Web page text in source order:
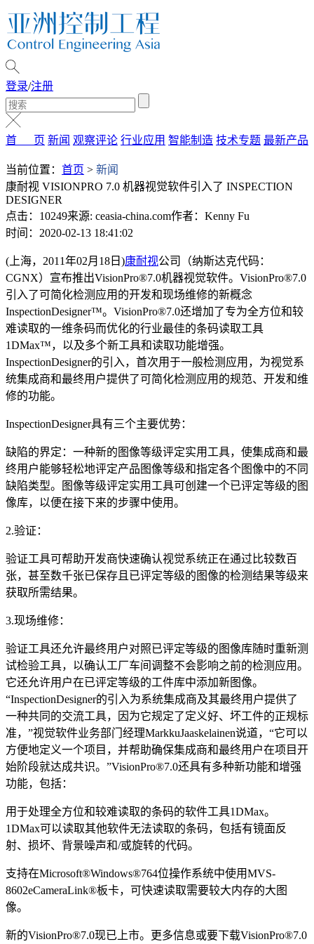
登录/注册
首 页 新闻 观察评论 行业应用 智能制造 技术专题 最新产品
当前位置： 首页 > 新闻
康耐视 VISIONPRO 7.0 机器视觉软件引入了 INSPECTION
DESIGNER
点击：10249来源: ceasia-china.com作者：Kenny Fu
时间：2020-02-13 18:41:02
(上海，2011年02月18日)康耐视公司（纳斯达克代码：
CGNX）宣布推出VisionPro®7.0机器视觉软件。VisionPro®7.0
引入了可简化检测应用的开发和现场维修的新概念
InspectionDesigner™。VisionPro®7.0还增加了专为全方位和较
难读取的一维条码而优化的行业最佳的条码读取工具
1DMax™，以及多个新工具和读取功能增强。
InspectionDesigner的引入，首次用于一般检测应用，为视觉系
统集成商和最终用户提供了可简化检测应用的规范、开发和维
修的功能。
InspectionDesigner具有三个主要优势：
缺陷的界定：一种新的图像等级评定实用工具，使集成商和最
终用户能够轻松地评定产品图像等级和指定各个图像中的不同
缺陷类型。图像等级评定实用工具可创建一个已评定等级的图
像库，以便在接下来的步骤中使用。
2.验证：
验证工具可帮助开发商快速确认视觉系统正在通过比较数百
张，甚至数千张已保存且已评定等级的图像的检测结果等级来
获取所需结果。
3.现场维修：
验证工具还允许最终用户对照已评定等级的图像库随时重新测
试检验工具，以确认工厂车间调整不会影响之前的检测应用。
它还允许用户在已评定等级的工件库中添加新图像。
“InspectionDesigner的引入为系统集成商及其最终用户提供了
一种共同的交流工具，因为它规定了定义好、坏工件的正规标
准，”视觉软件业务部门经理MarkkuJaaskelainen说道，“它可以
方便地定义一个项目，并帮助确保集成商和最终用户在项目开
始阶段就达成共识。”VisionPro®7.0还具有多种新功能和增强
功能，包括：
用于处理全方位和较难读取的条码的软件工具1DMax。
1DMax可以读取其他软件无法读取的条码，包括有镜面反
射、损坏、背景噪声和/或旋转的代码。
支持在Microsoft®Windows®764位操作系统中使用MVS-
8602eCameraLink®板卡，可快速读取需要较大内存的大图
像。
新的VisionPro®7.0现已上市。更多信息或要下载VisionPro®7.0